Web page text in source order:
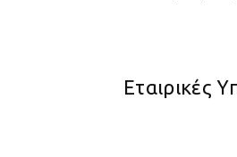
Εταιρικές